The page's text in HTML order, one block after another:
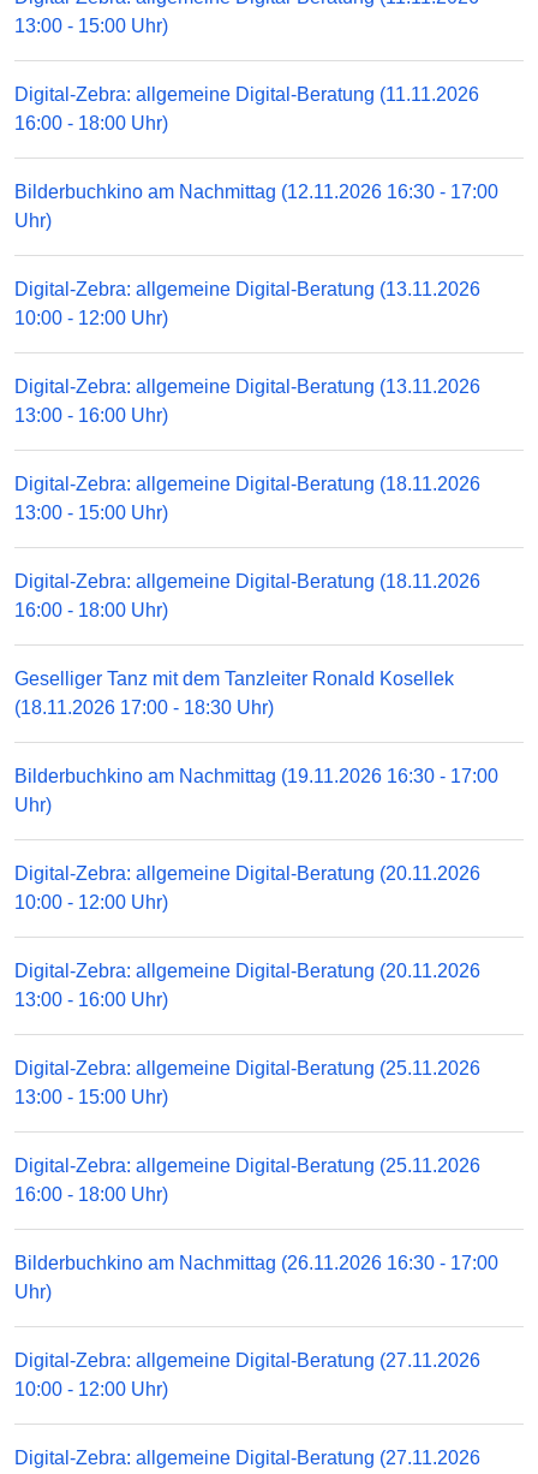
13:00 - 15:00 Uhr)
Digital-Zebra: allgemeine Digital-Beratung (11.11.2026
16:00 - 18:00 Uhr)
Bilderbuchkino am Nachmittag (12.11.2026 16:30 - 17:00
Uhr)
Digital-Zebra: allgemeine Digital-Beratung (13.11.2026
10:00 - 12:00 Uhr)
Digital-Zebra: allgemeine Digital-Beratung (13.11.2026
13:00 - 16:00 Uhr)
Digital-Zebra: allgemeine Digital-Beratung (18.11.2026
13:00 - 15:00 Uhr)
Digital-Zebra: allgemeine Digital-Beratung (18.11.2026
16:00 - 18:00 Uhr)
Geselliger Tanz mit dem Tanzleiter Ronald Kosellek
(18.11.2026 17:00 - 18:30 Uhr)
Bilderbuchkino am Nachmittag (19.11.2026 16:30 - 17:00
Uhr)
Digital-Zebra: allgemeine Digital-Beratung (20.11.2026
10:00 - 12:00 Uhr)
Digital-Zebra: allgemeine Digital-Beratung (20.11.2026
13:00 - 16:00 Uhr)
Digital-Zebra: allgemeine Digital-Beratung (25.11.2026
13:00 - 15:00 Uhr)
Digital-Zebra: allgemeine Digital-Beratung (25.11.2026
16:00 - 18:00 Uhr)
Bilderbuchkino am Nachmittag (26.11.2026 16:30 - 17:00
Uhr)
Digital-Zebra: allgemeine Digital-Beratung (27.11.2026
10:00 - 12:00 Uhr)
Digital-Zebra: allgemeine Digital-Beratung (27.11.2026